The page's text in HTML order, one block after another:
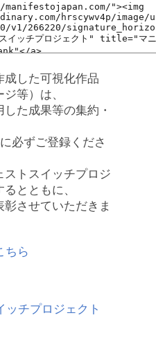
成した可視化作品
等）は、
た成果等の集約・
に必ずご登録くださ
トスイッチプロジ
とともに、
彰させていただきま
ちら